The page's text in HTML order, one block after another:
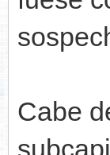
Cabe